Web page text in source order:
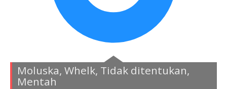
Moluska, Whelk, Tidak ditentukan,
Mentah